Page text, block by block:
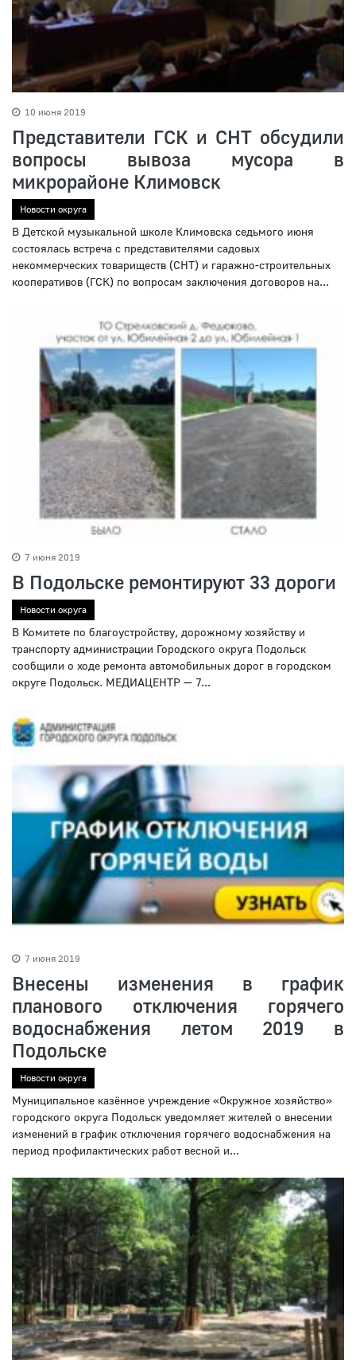
10 июня 2019
Представители ГСК и СНТ обсудили
вопросы вывоза мусора в
микрорайоне Климовск
Новости округа
В Детской музыкальной школе Климовска седьмого июня
состоялась встреча с представителями садовых
некоммерческих товариществ (СНТ) и гаражно-строительных
кооперативов (ГСК) по вопросам заключения договоров на...
7 июня 2019
В Подольске ремонтируют 33 дороги
Новости округа
В Комитете по благоустройству, дорожному хозяйству и
транспорту администрации Городского округа Подольск
сообщили о ходе ремонта автомобильных дорог в городском
округе Подольск. МЕДИАЦЕНТР — 7...
7 июня 2019
Внесены изменения в график
планового отключения горячего
водоснабжения летом 2019 в
Подольске
Новости округа
Муниципальное казённое учреждение «Окружное хозяйство»
городского округа Подольск уведомляет жителей о внесении
изменений в график отключения горячего водоснабжения на
период профилактических работ весной и...